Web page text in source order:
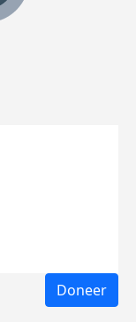
Doneer